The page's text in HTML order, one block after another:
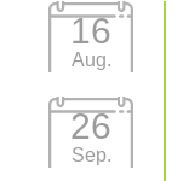
16
Aug.
26
Sep.